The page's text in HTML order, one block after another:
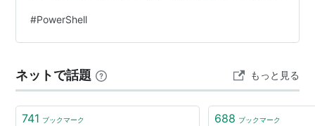
用できるコマンドレットがあります。 グループ化 今回は
「部署ごとの人数」のように、データを分類して件数を
イル「employees.csv」があるとします。 名前,性別,部
署,収入 田中,男,営業,300000…
#PowerShell
ネットで話題 もっと見る
741 ブックマーク 688 ブックマーク